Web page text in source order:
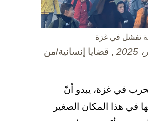
تفشل في غزة
, قضايا إنسانية/من
في غزة، يبدو أنّ
في هذا المكان الصغير